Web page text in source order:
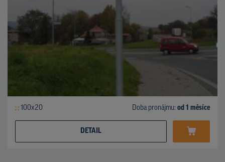
100x20 Doba pronájmu: od 1 měsíce
DETAIL